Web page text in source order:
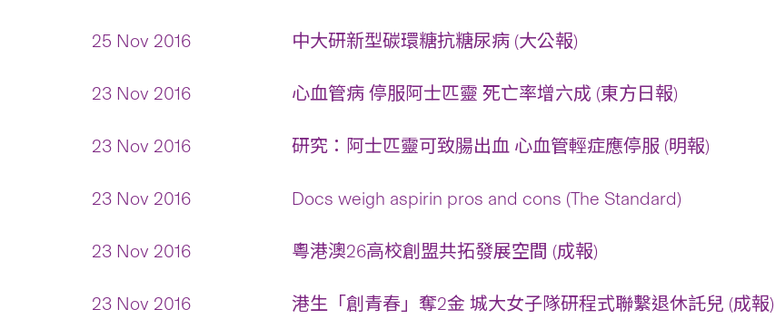
25 Nov 2016 中大研新型碳環糖抗糖尿病 (大公報)
23 Nov 2016 心血管病 停服阿士匹靈 死亡率增六成 (東方日報)
23 Nov 2016 研究：阿士匹靈可致腸出血 心血管輕症應停服 (明報)
23 Nov 2016 Docs weigh aspirin pros and cons (The Standard)
23 Nov 2016 粵港澳26高校創盟共拓發展空間 (成報)
23 Nov 2016 港生「創青春」奪2金 城大女子隊研程式聯繫退休託兒 (成報)